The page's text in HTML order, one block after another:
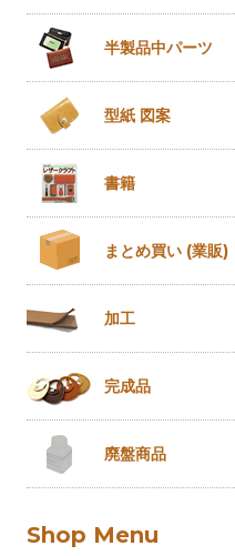
半製品中パーツ
型紙 図案
書籍
まとめ買い (業販)
加工
完成品
廃盤商品
Shop Menu